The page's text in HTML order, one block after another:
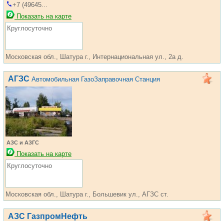
+7 (49645...
Показать на карте
Круглосуточно
Московская обл., Шатура г., Интернациональная ул., 2а д.
АГЗС Автомобильная ГазоЗаправочная Станция
АЗС и АЗГС
Показать на карте
Круглосуточно
Московская обл., Шатура г., Большевик ул., АГЗС ст.
АЗС ГазпромНефть